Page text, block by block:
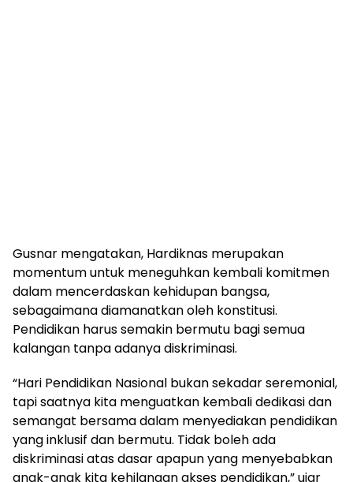
Gusnar mengatakan, Hardiknas merupakan
momentum untuk meneguhkan kembali komitmen
dalam mencerdaskan kehidupan bangsa,
sebagaimana diamanatkan oleh konstitusi.
Pendidikan harus semakin bermutu bagi semua
kalangan tanpa adanya diskriminasi.
“Hari Pendidikan Nasional bukan sekadar seremonial,
tapi saatnya kita menguatkan kembali dedikasi dan
semangat bersama dalam menyediakan pendidikan
yang inklusif dan bermutu. Tidak boleh ada
diskriminasi atas dasar apapun yang menyebabkan
anak-anak kita kehilangan akses pendidikan,” ujar